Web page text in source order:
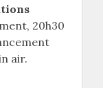
20h30
air.